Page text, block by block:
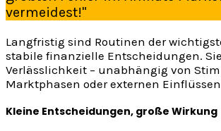
vermeidest!"
Langfristig sind Routinen der
stabile finanzielle Entscheidungen.
Verlässlichkeit – unabhängig von
Marktphasen oder externen
Kleine Entscheidungen, große Wirkung